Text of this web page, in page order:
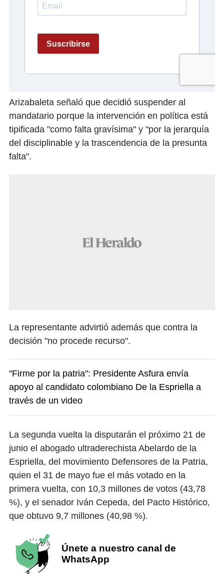
Arizabaleta señaló que decidió suspender al
mandatario porque la intervención en política está
tipificada "como falta gravísima" y "por la jerarquía
del disciplinable y la trascendencia de la presunta
falta".
La representante advirtió además que contra la
decisión "no procede recurso".
"Firme por la patria": Presidente Asfura envía
apoyo al candidato colombiano De la Espriella a
través de un video
La segunda vuelta la disputarán el próximo 21 de
junio el abogado ultraderechista Abelardo de la
Espriella, del movimiento Defensores de la Patria,
quien el 31 de mayo fue el más votado en la
primera vuelta, con 10,3 millones de votos (43,78
%), y el senador Iván Cepeda, del Pacto Histórico,
que obtuvo 9,7 millones (40,98 %).
Únete a nuestro canal de
WhatsApp